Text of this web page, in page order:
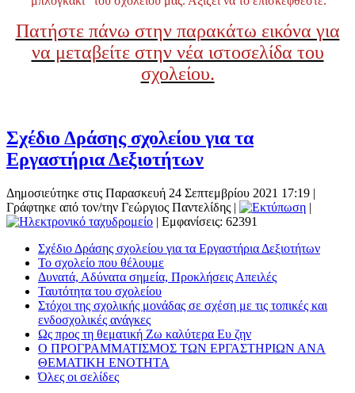
Πατήστε πάνω στην παρακάτω εικόνα για
να μεταβείτε στην νέα ιστοσελίδα του
σχολείου.
Σχέδιο Δράσης σχολείου για τα
Εργαστήρια Δεξιοτήτων
Δημοσιεύτηκε στις Παρασκευή 24 Σεπτεμβρίου 2021 17:19 |
Γράφτηκε από τον/την Γεώργιος Παντελίδης |
|
| Εμφανίσεις: 62391
Σχέδιο Δράσης σχολείου για τα Εργαστήρια Δεξιοτήτων
Το σχολείο που θέλουμε
Δυνατά, Αδύνατα σημεία, Προκλήσεις Απειλές
Ταυτότητα του σχολείου
Στόχοι της σχολικής μονάδας σε σχέση με τις τοπικές και
ενδοσχολικές ανάγκες
Ως προς τη θεματική Ζω καλύτερα Ευ ζην
Ο ΠΡΟΓΡΑΜΜΑΤΙΣΜΟΣ ΤΩΝ ΕΡΓΑΣΤΗΡΙΩΝ ΑΝΑ
ΘΕΜΑΤΙΚΗ ΕΝΟΤΗΤΑ
Όλες οι σελίδες